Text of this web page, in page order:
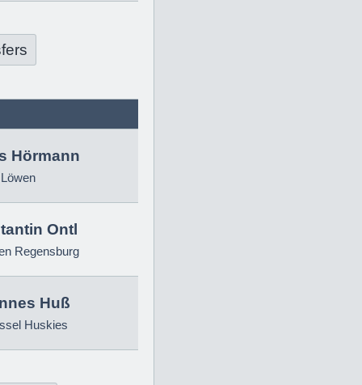
Hörmann
Ontl
Regensburg
Huß
Huskies